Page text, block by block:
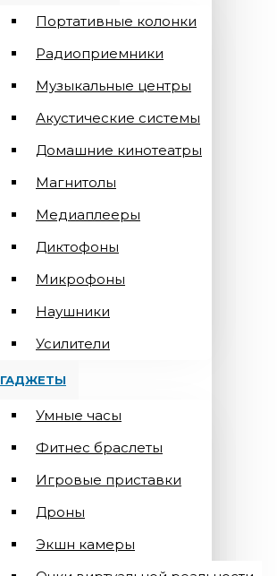
Портативные колонки
Радиоприемники
Музыкальные центры
Акустические системы
Домашние кинотеатры
Магнитолы
Медиаплееры
Диктофоны
Микрофоны
Наушники
Усилители
ГАДЖЕТЫ
Умные часы
Фитнес браслеты
Игровые приставки
Дроны
Экшн камеры